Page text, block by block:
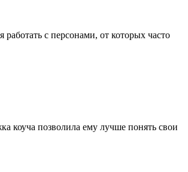
с персонами, от которых часто
коуча позволила ему лучше понять свои